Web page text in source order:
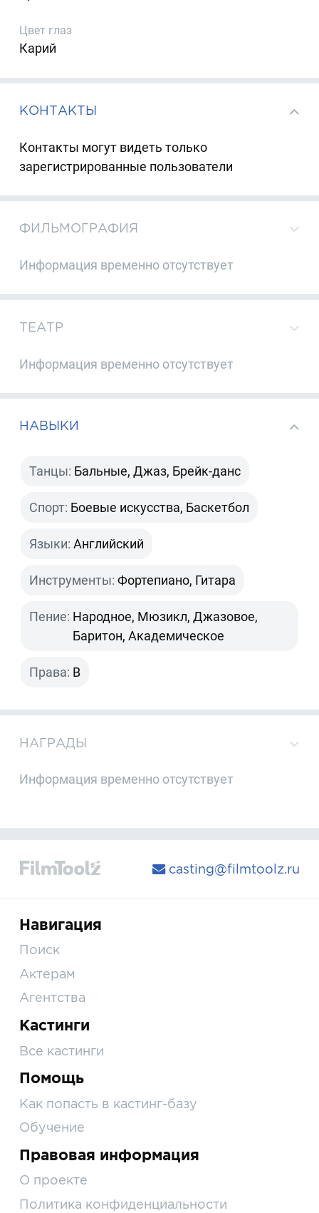
Цвет глаз
Карий
КОНТАКТЫ
Контакты могут видеть только
зарегистрированные пользователи
ФИЛЬМОГРАФИЯ
Информация временно отсутствует
ТЕАТР
Информация временно отсутствует
НАВЫКИ
Танцы: Бальные, Джаз, Брейк-данс
Спорт: Боевые искусства, Баскетбол
Языки: Английский
Инструменты: Фортепиано, Гитара
Пение: Народное, Мюзикл, Джазовое,
Баритон, Академическое
Права: B
НАГРАДЫ
Информация временно отсутствует
casting@filmtoolz.ru
Навигация
Поиск
Актерам
Агентства
Кастинги
Все кастинги
Помощь
Как попасть в кастинг-базу
Обучение
Правовая информация
О проекте
Политика конфиденциальности